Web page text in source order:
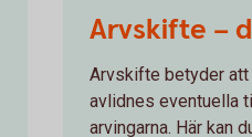
Arvskifte –
Arvskifte betyder att
avlidnes eventuella
arvingarna. Här kan